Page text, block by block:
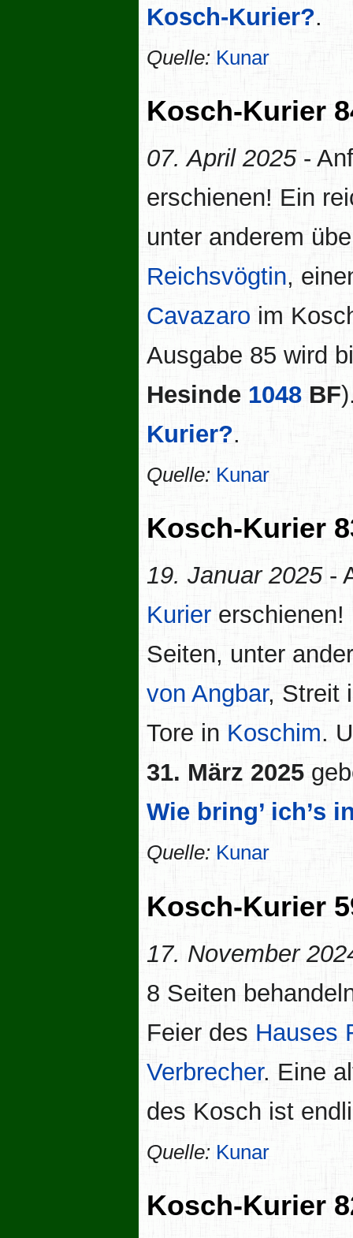
Kosch-Kurier?.
Quelle: Kunar
Kosch-Kurier
07. April 2025-
erschienen! Ein
unter anderem
Reichsvögtin,
Cavazaro im
Ausgabe 85 wird
Hesinde 1048 BF
Kurier?.
Quelle: Kunar
Kosch-Kurier
19. Januar 2025-
Kurier
Seiten, unter
von Angbar, Streit
Tore in Koschim.
31. März 2025
Wie bring’ ich’s
Quelle: Kunar
Kosch-Kurier
17. November
8 Seiten
Feier des Hauses
Verbrecher. Eine
des Kosch ist
Quelle: Kunar
Kosch-Kurier